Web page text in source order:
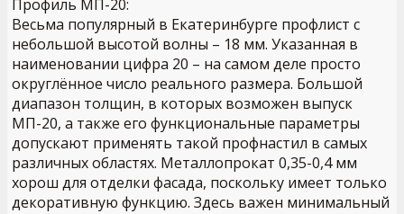
Профиль МП-20:
Весьма популярный в Екатеринбурге профлист с
небольшой высотой волны – 18 мм. Указанная в
наименовании цифра 20 – на самом деле просто
округлённое число реального размера. Большой
диапазон толщин, в которых возможен выпуск
МП-20, а также его функциональные параметры
допускают применять такой профнастил в самых
различных областях. Металлопрокат 0,35-0,4 мм
хорош для отделки фасада, поскольку имеет только
декоративную функцию. Здесь важен минимальный